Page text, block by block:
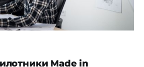
Made in